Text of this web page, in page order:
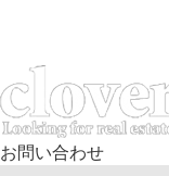
お問い合わせ